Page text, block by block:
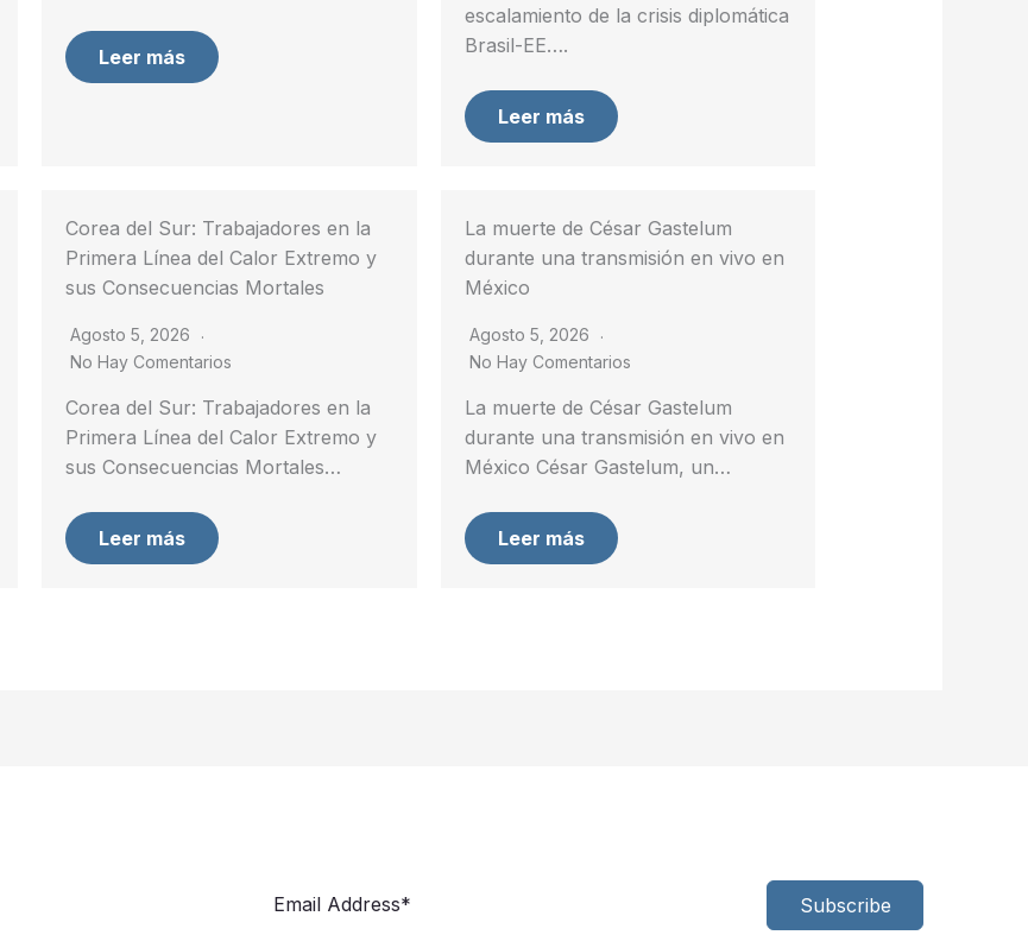
Leer más
escalamiento de la crisis diplomática
Brasil-EE….
Leer más
Corea del Sur: Trabajadores en la
Primera Línea del Calor Extremo y
sus Consecuencias Mortales
Agosto 5, 2026
No Hay Comentarios
Corea del Sur: Trabajadores en la
Primera Línea del Calor Extremo y
sus Consecuencias Mortales…
Leer más
La muerte de César Gastelum
durante una transmisión en vivo en
México
Agosto 5, 2026
No Hay Comentarios
La muerte de César Gastelum
durante una transmisión en vivo en
México César Gastelum, un…
Leer más
Subscribe